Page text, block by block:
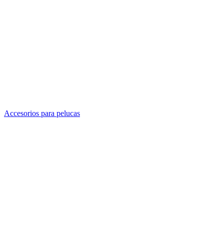
Accesorios para pelucas